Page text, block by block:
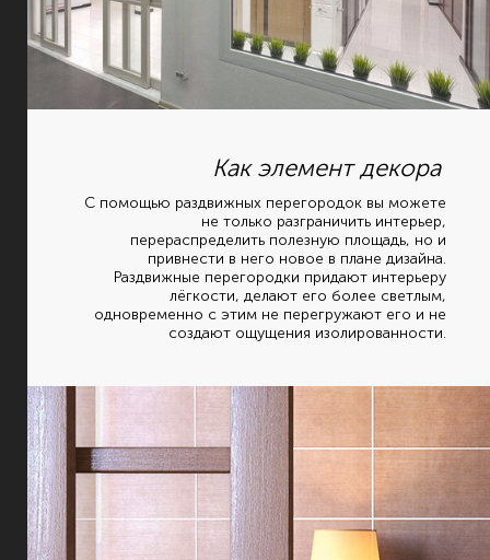
Как элемент декора
С помощью раздвижных перегородок вы можете
не только разграничить интерьер,
перераспределить полезную площадь, но и
привнести в него новое в плане дизайна.
Раздвижные перегородки придают интерьеру
лёгкости, делают его более светлым,
одновременно с этим не перегружают его и не
создают ощущения изолированности.